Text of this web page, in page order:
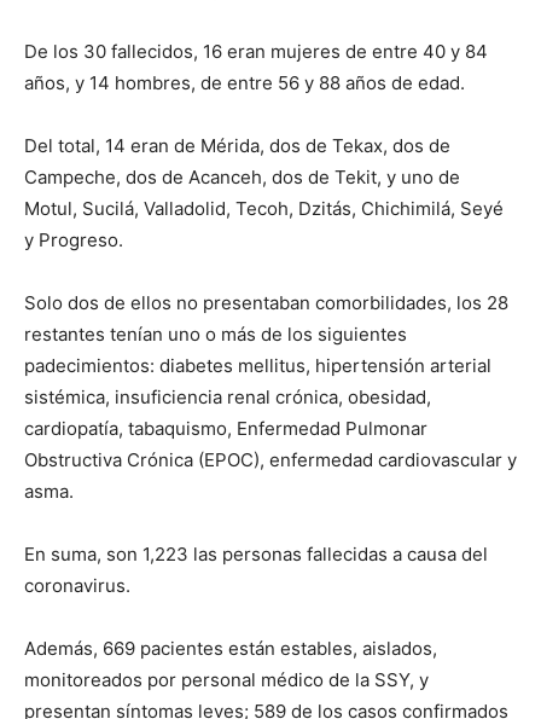
De los 30 fallecidos, 16 eran mujeres de entre 40 y 84
años, y 14 hombres, de entre 56 y 88 años de edad.
Del total, 14 eran de Mérida, dos de Tekax, dos de
Campeche, dos de Acanceh, dos de Tekit, y uno de
Motul, Sucilá, Valladolid, Tecoh, Dzitás, Chichimilá, Seyé
y Progreso.
Solo dos de ellos no presentaban comorbilidades, los 28
restantes tenían uno o más de los siguientes
padecimientos: diabetes mellitus, hipertensión arterial
sistémica, insuficiencia renal crónica, obesidad,
cardiopatía, tabaquismo, Enfermedad Pulmonar
Obstructiva Crónica (EPOC), enfermedad cardiovascular y
asma.
En suma, son 1,223 las personas fallecidas a causa del
coronavirus.
Además, 669 pacientes están estables, aislados,
monitoreados por personal médico de la SSY, y
presentan síntomas leves; 589 de los casos confirmados